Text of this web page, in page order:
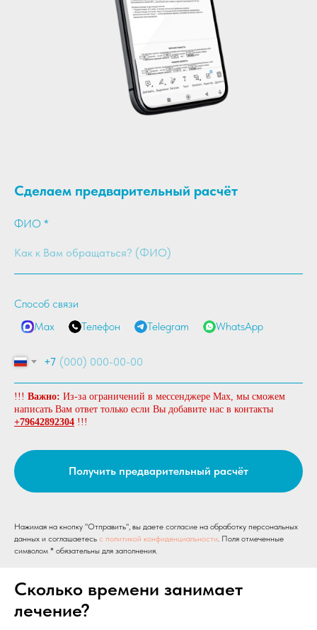
Сделаем предварительный расчёт
ФИО *
Способ связи
Max
Телефон Telegram WhatsApp
+7
!!! Важно: Из-за ограничений в мессенджере Max, мы сможем
написать Вам ответ только если Вы добавите нас в контакты
+79642892304 !!!
Получить предварительный расчёт
Нажимая на кнопку "Отправить", вы даете согласие на обработку персональных
данных и соглашаетесь c политикой конфиденциальности . Поля отмеченные
символом * обязательны для заполнения.
Сколько времени занимает
лечение?